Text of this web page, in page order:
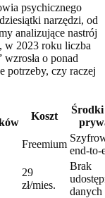
psychicznego
narzędzi, od
analizujące nastrój
w 2023 roku liczba
wzrosła o ponad
potrzeby, czy raczej
Koszt
Freemium
end-to-
29
zł/mies.
Brak
danych